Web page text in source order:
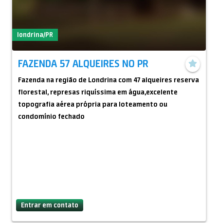
londrina/PR
FAZENDA 57 ALQUEIRES NO PR
Fazenda na região de Londrina com 47 alqueires reserva
florestal, represas riquíssima em água,excelente
topografia aérea própria para loteamento ou
condomínio fechado
Entrar em contato